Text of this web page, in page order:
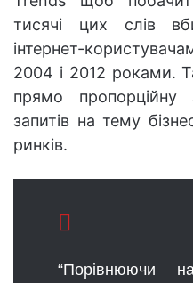
тисячі цих слів
інтернет-
2004 і 2012 роками.
прямо пропорційну
запитів на тему
ринків.
“Порівнюючи